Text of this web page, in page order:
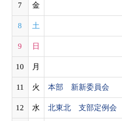
7 金
8 土
9 日
10 月
11 火 本部 新新委員会
12 水 北東北 支部定例会